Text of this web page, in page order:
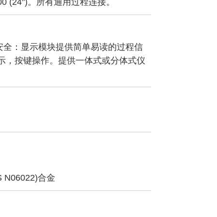
(24")。所有通用过程连接。
：显示模块提供简单易读的过程信
，按键操作。提供一体式或分体式仪
N06022)合金